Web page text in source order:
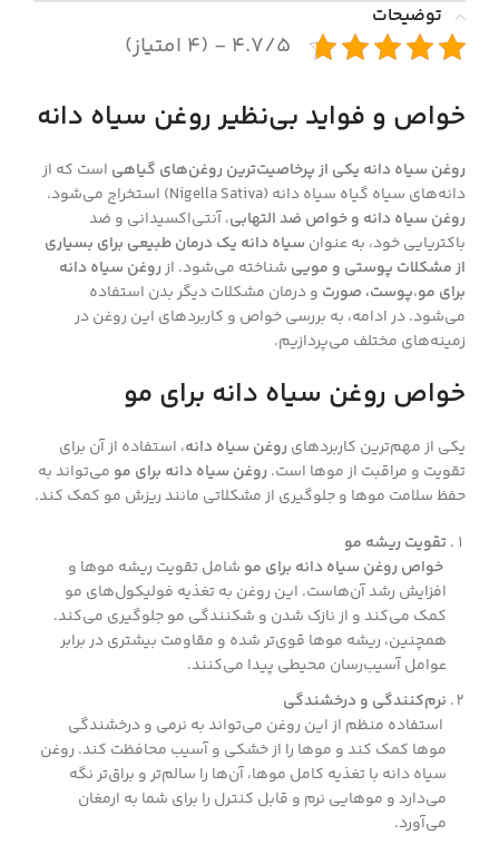
توضیحات
۴.۷/۵ - (۴ امتیاز)
خواص و فواید بی‌نظیر روغن سیاه دانه
روغن سیاه دانه یکی از پرخاصیت‌ترین روغن‌های گیاهی است که از
دانه‌های سیاه گیاه سیاه دانه (Nigella Sativa) استخراج می‌شود.
روغن سیاه دانه و خواص ضد التهابی، آنتی‌اکسیدانی و ضد
باکتریایی خود، به عنوان سیاه دانه یک درمان طبیعی برای بسیاری
از مشکلات پوستی و مویی شناخته می‌شود. ازروغن سیاه دانه
برای مو،پوست، صورت و درمان مشکلات دیگر بدن استفاده
می‌شود. در ادامه، به بررسی خواص و کاربردهای این روغن در
زمینه‌های مختلف می‌پردازیم.
خواص روغن سیاه دانه برای مو
یکی از مهم‌ترین کاربردهای روغن سیاه دانه، استفاده از آن برای
تقویت و مراقبت از موها است. روغن سیاه دانه برای مو می‌تواند به
حفظ سلامت موها و جلوگیری از مشکلاتی مانند ریزش مو کمک کند.
تقویت ریشه مو
خواص روغن سیاه دانه برای مو شامل تقویت ریشه موها و
افزایش رشد آن‌هاست. این روغن به تغذیه فولیکول‌های مو
کمک می‌کند و از نازک شدن و شکنندگی مو جلوگیری می‌کند.
همچنین، ریشه موها قوی‌تر شده و مقاومت بیشتری در برابر
عوامل آسیب‌رسان محیطی پیدا می‌کنند.
نرم‌کنندگی و درخشندگی
استفاده منظم از این روغن می‌تواند به نرمی و درخشندگی
موها کمک کند و موها را از خشکی و آسیب محافظت کند. روغن
سیاه دانه با تغذیه کامل موها، آن‌ها را سالم‌تر و براق‌تر نگه
می‌دارد و موهایی نرم و قابل کنترل را برای شما به ارمغان
می‌آورد.